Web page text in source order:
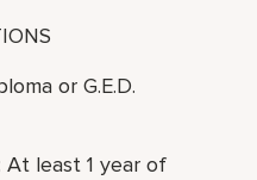
or G.E.D.
At least 1 year of